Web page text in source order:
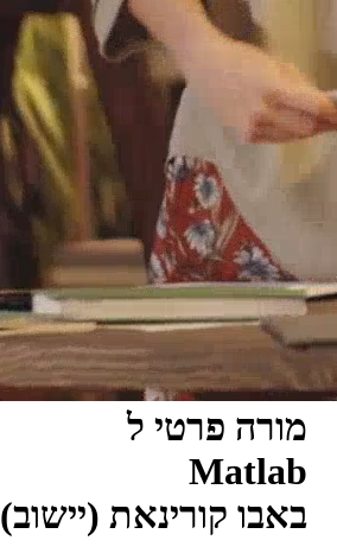
מורה פרטי ל
Matlab
באבו קורינאת (יישוב)